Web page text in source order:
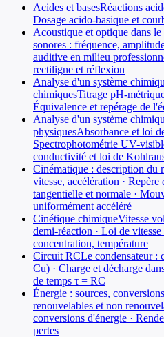
Acides et basesRéactions
Dosage acido-basique et
Acoustique et optique dans
sonores : fréquence,
auditive en milieu
rectiligne et réflexion
Analyse d'un système
chimiquesTitrage pH-
Équivalence et repérage de
Analyse d'un système
physiquesAbsorbance et loi
Spectrophotométrie UV-
conductivité et loi de
Cinématique : description du
vitesse, accélération ·
tangentielle et normale ·
uniformément accéléré
Cinétique chimiqueVitesse
demi-réaction · Loi de
concentration, température
Circuit RCLe condensateur :
Cu) · Charge et décharge
de temps τ = RC
Énergie : sources,
renouvelables et non
conversions d'énergie ·
pertes